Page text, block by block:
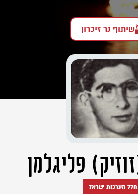
שיתוף נר זיכרון
פליגלמן
חלל מערכות ישראל